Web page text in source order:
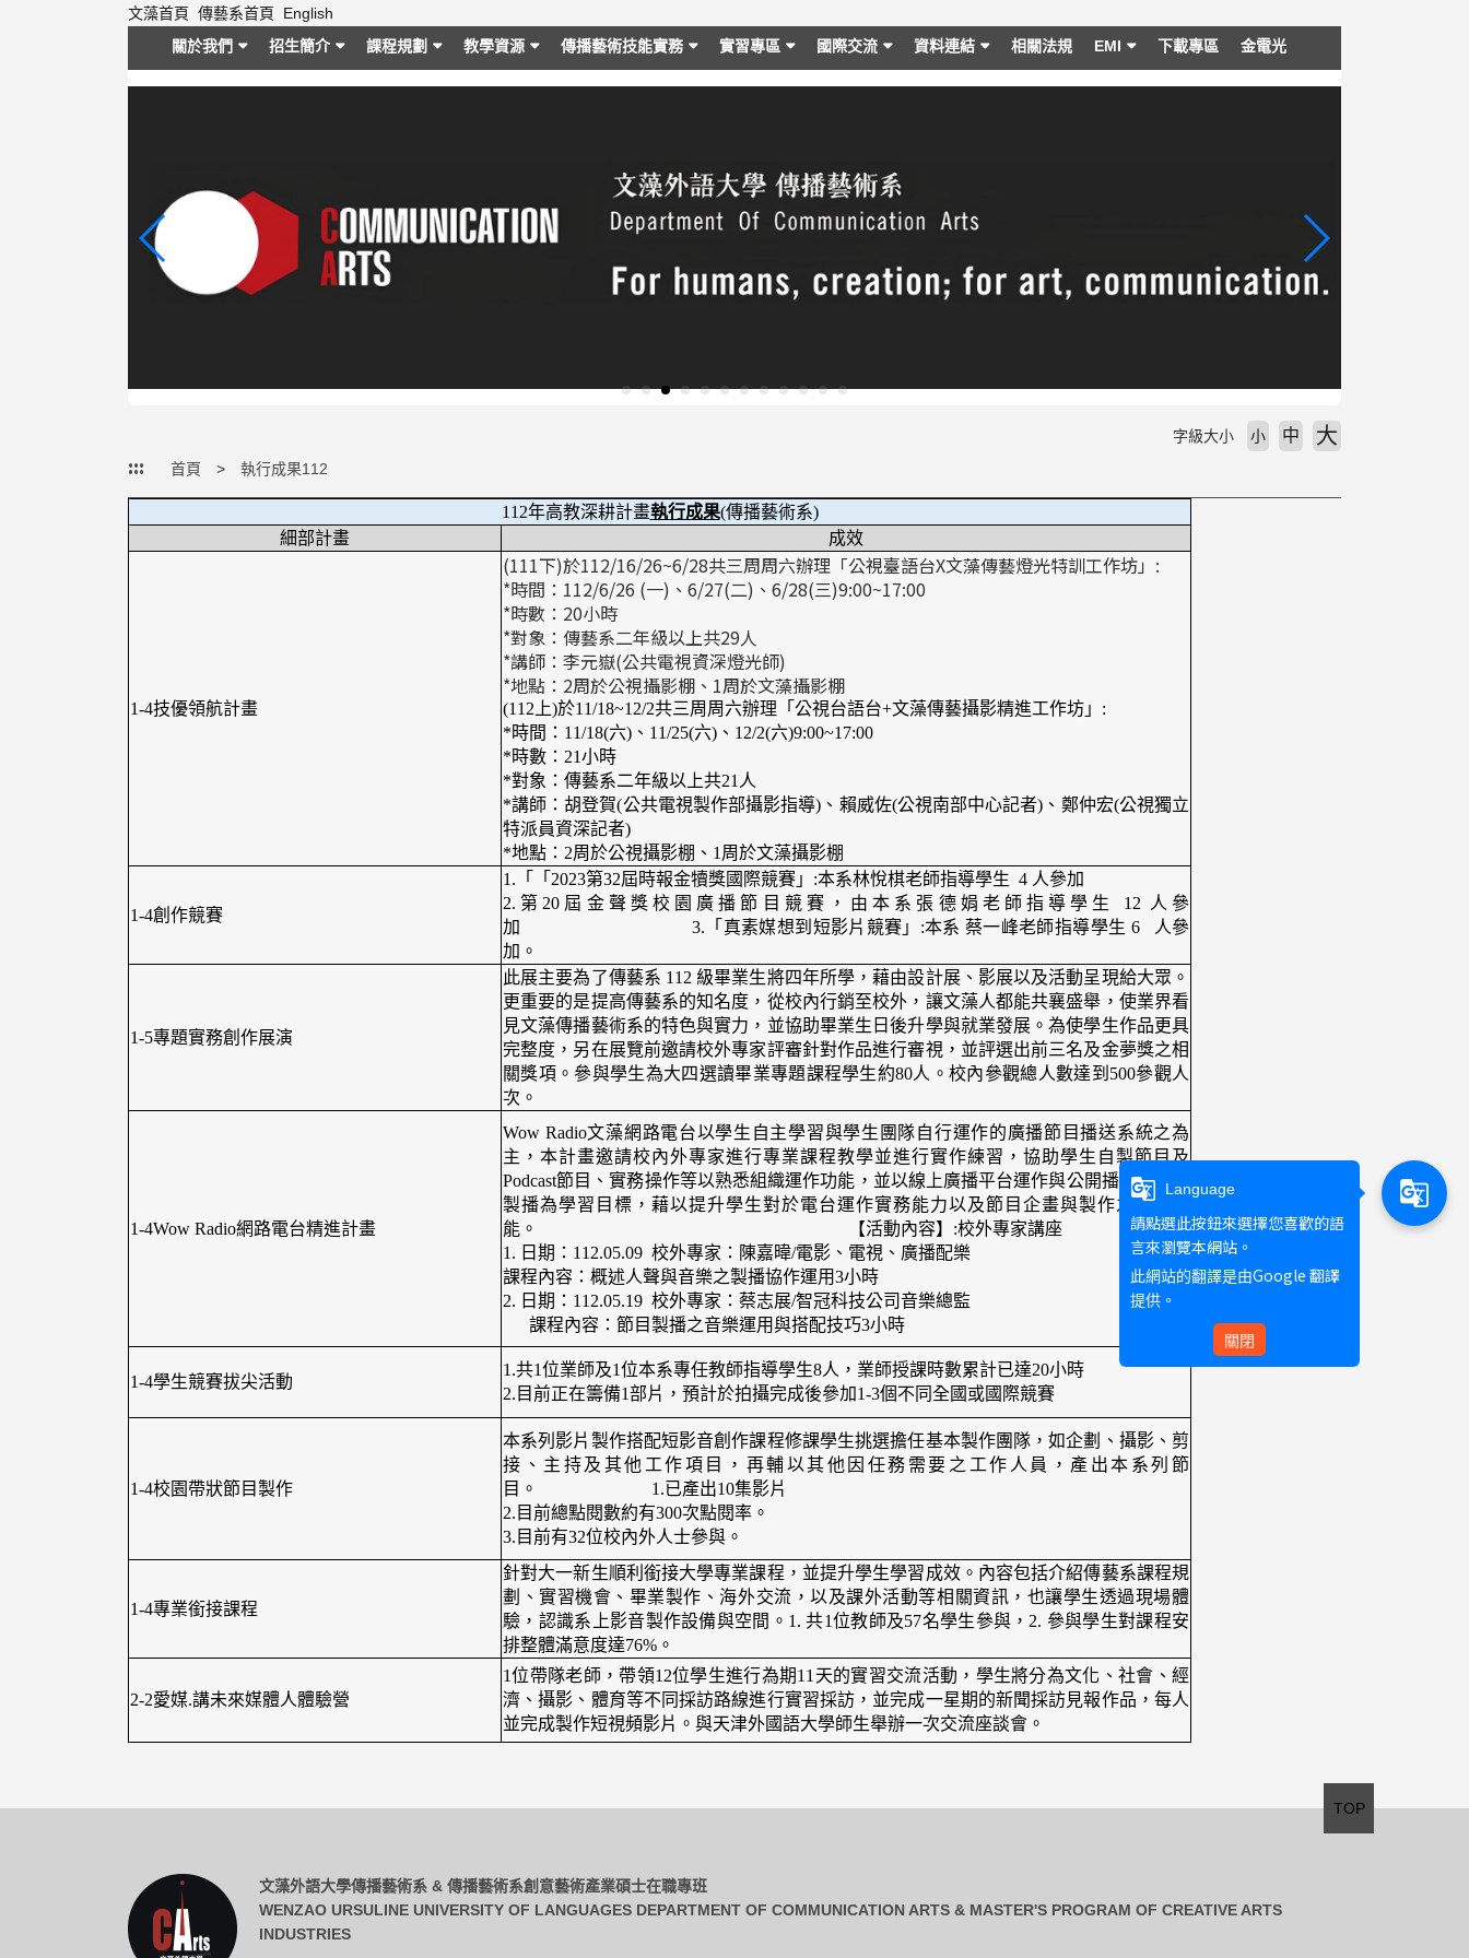
文藻首頁 傳藝系首頁
English
關於我們
招生簡介 課程規劃 教學資源 傳播藝術技能實務 實習專區 國際交流 資料連結 相關法規 EMI 下載專區 金電光
::: 首頁 執行成果112
字級大小 小 中 大
112年高教深耕計畫執行成果(傳播藝術系)
細部計畫
成效
1-4技優領航計畫
(111下)於112/16/26~6/28共三周周六辦理「公視臺語台X文藻傳藝燈光特訓工作坊」 :
*時間： 112/6/26 (一) 、 6/27(二) 、 6/28(三)9:00~17:00
*時數： 20小時
*對象：傳藝系二年級以上共29人
*講師：李元嶽(公共電視資深燈光師)
*地點： 2周於公視攝影棚、 1周於文藻攝影棚
(112上)於11/18~12/2共三周周六辦理「公視台語台+文藻傳藝攝影精進工作坊」:
*時間：11/18(六)、11/25(六)、12/2(六)9:00~17:00
*時數：21小時
*對象：傳藝系二年級以上共21人
*講師：胡登賀(公共電視製作部攝影指導)、賴威佐(公視南部中心記者)、鄭仲宏(公視獨立
特派員資深記者)
*地點：2周於公視攝影棚、1周於文藻攝影棚
1-4創作競賽
1.「「2023第32屆時報金犢獎國際競賽」:本系林悅棋老師指導學生 4 人參加
2.第20屆金聲獎校園廣播節目競賽，由本系張德娟老師指導學生 12 人參
加 3.「真素媒想到短影片競賽」:本系 蔡一峰老師指導學生 6 人參
加。
1-5專題實務創作展演
此展主要為了傳藝系 112 級畢業生將四年所學，藉由設計展、影展以及活動呈現給大眾。
更重要的是提高傳藝系的知名度，從校內行銷至校外，讓文藻人都能共襄盛舉，使業界看
見文藻傳播藝術系的特色與實力，並協助畢業生日後升學與就業發展。為使學生作品更具
完整度，另在展覽前邀請校外專家評審針對作品進行審視，並評選出前三名及金夢獎之相
關獎項。參與學生為大四選讀畢業專題課程學生約80人。校內參觀總人數達到500參觀人
次。
1-4Wow Radio網路電台精進計畫
Wow Radio文藻網路電台以學生自主學習與學生團隊自行運作的廣播節目播送系統之為
主，本計畫邀請校內外專家進行專業課程教學並進行實作練習，協助學生自製節目及
Podcast節目、實務操作等以熟悉組織運作功能，並以線上廣播平台運作與公開播送之節目
製播為學習目標，藉以提升學生對於電台運作實務能力以及節目企畫與製作之應用技
能。 【活動內容】:校外專家講座
1. 日期：112.05.09 校外專家：陳嘉暐/電影、電視、廣播配樂
課程內容：概述人聲與音樂之製播協作運用3小時
2. 日期：112.05.19 校外專家：蔡志展/智冠科技公司音樂總監
課程內容：節目製播之音樂運用與搭配技巧3小時
1-4學生競賽拔尖活動
1.共1位業師及1位本系專任教師指導學生8人，業師授課時數累計已達20小時
2.目前正在籌備1部片，預計於拍攝完成後參加1-3個不同全國或國際競賽
1-4校園帶狀節目製作
本系列影片製作搭配短影音創作課程修課學生挑選擔任基本製作團隊，如企劃、攝影、剪
接、主持及其他工作項目，再輔以其他因任務需要之工作人員，產出本系列節
目。 1.已產出10集影片
2.目前總點閱數約有300次點閱率。
3.目前有32位校內外人士參與。
1-4專業銜接課程
針對大一新生順利銜接大學專業課程，並提升學生學習成效。內容包括介紹傳藝系課程規
劃、實習機會、畢業製作、海外交流，以及課外活動等相關資訊，也讓學生透過現場體
驗，認識系上影音製作設備與空間。1. 共1位教師及57名學生參與，2. 參與學生對課程安
排整體滿意度達76%。
2-2愛媒.講未來媒體人體驗營
1位帶隊老師，帶領12位學生進行為期11天的實習交流活動，學生將分為文化、社會、經
濟、攝影、體育等不同採訪路線進行實習採訪，並完成一星期的新聞採訪見報作品，每人
並完成製作短視頻影片。與天津外國語大學師生舉辦一次交流座談會。
文藻外語大學傳播藝術系 & 傳播藝術系創意藝術產業碩士在職專班
WENZAO URSULINE UNIVERSITY OF LANGUAGES DEPARTMENT OF COMMUNICATION ARTS & MASTER'S PROGRAM OF CREATIVE ARTS
INDUSTRIES
TOP
g_translate Language
請點選此按鈕來選擇您喜歡的語
言來瀏覽本網站。
此網站的翻譯是由Google 翻譯
提供。
關閉
g_translate